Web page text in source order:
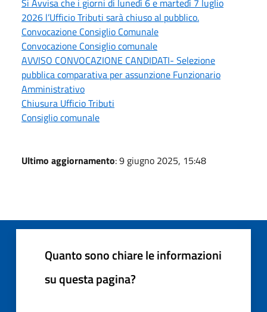
2026 l’Ufficio Tributi sarà chiuso al pubblico.
Convocazione Consiglio Comunale
Convocazione Consiglio comunale
AVVISO CONVOCAZIONE CANDIDATI- Selezione
pubblica comparativa per assunzione Funzionario
Amministrativo
Chiusura Ufficio Tributi
Consiglio comunale
Ultimo aggiornamento: 9 giugno 2025, 15:48
Quanto sono chiare le informazioni
su questa pagina?